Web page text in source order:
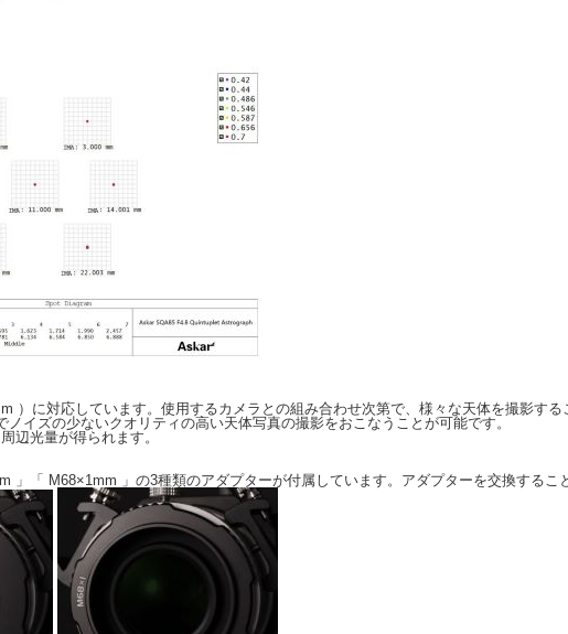
）に対応しています。使用するカメラとの組み合わせ次第で、様々な天体を撮影する
イズの少ないクオリティの高い天体写真の撮影をおこなうことが可能です。
辺光量が得られます。
」「 M68×1mm 」の3種類のアダプターが付属しています。アダプターを交換する